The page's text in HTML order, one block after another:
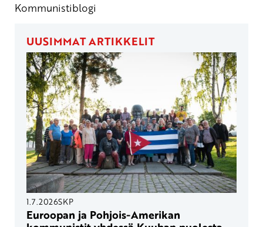
Kommunistiblogi
UUSIMMAT ARTIKKELIT
1.7.2026SKP
Euroopan ja Pohjois-Amerikan